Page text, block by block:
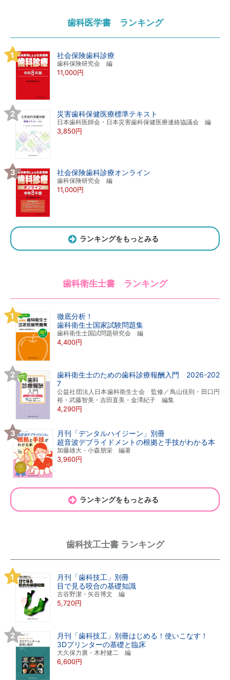
歯科医学書 ランキング
社会保険歯科診療
歯科保険研究会 編
11,000円
災害歯科保健医療標準テキスト
日本歯科医師会・日本災害歯科保健医療連絡協議会 編
3,850円
社会保険歯科診療オンライン
歯科保険研究会 編
11,000円
ランキングをもっとみる
歯科衛生士書 ランキング
徹底分析！
歯科衛生士国家試験問題集
歯科衛生士国試問題研究会 編
4,400円
歯科衛生士のための歯科診療報酬入門 2026-202
7
公益社団法人日本歯科衛生士会 監修／鳥山佳則・田口円
裕・武藤智美・吉田直美・金澤紀子 編集
4,290円
月刊「デンタルハイジーン」別冊
超音波デブライドメントの根拠と手技がわかる本
加藤雄大・小森朋栄 編著
3,960円
ランキングをもっとみる
歯科技工士書 ランキング
月刊「歯科技工」別冊
目で見る咬合の基礎知識
古谷野潔・矢谷博文 編
5,720円
月刊「歯科技工」別冊はじめる！使いこなす！
3Dプリンターの基礎と臨床
大久保力廣・木村健二 編
6,600円